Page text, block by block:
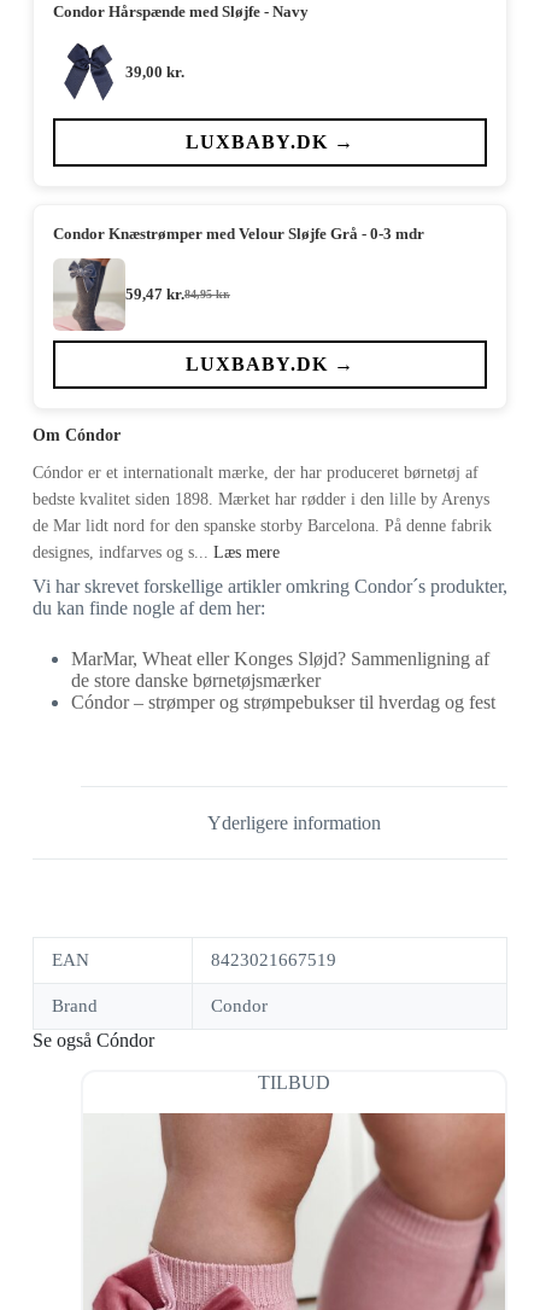
Condor Hårspænde med Sløjfe - Navy
39,00 kr.
LUXBABY.DK →
Condor Knæstrømper med Velour Sløjfe Grå - 0-3 mdr
84,95kr.
Den
pris
var:
59,47 kr.Den
pris
er:
LUXBABY.DK →
Om Cóndor
Cóndor er et internationalt mærke, der har produceret børnetøj af
bedste kvalitet siden 1898. Mærket har rødder i den lille by Arenys
de Mar lidt nord for den spanske storby Barcelona. På denne fabrik
designes, indfarves og s... Læs mere
Vi har skrevet forskellige artikler omkring Condor´s produkter,
du kan finde nogle af dem her:
MarMar, Wheat eller Konges Sløjd? Sammenligning af
de store danske børnetøjsmærker
Cóndor – strømper og strømpebukser til hverdag og fest
Yderligere information
EAN 8423021667519
Brand Condor
Se også Cóndor
TILBUD